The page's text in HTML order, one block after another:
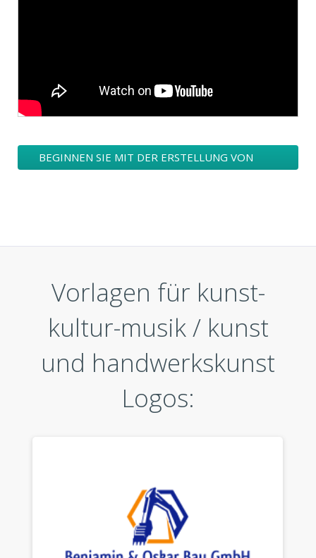
BEGINNEN SIE MIT DER ERSTELLUNG VON
Vorlagen für kunst-
kultur-musik / kunst
und handwerkskunst
Logos: